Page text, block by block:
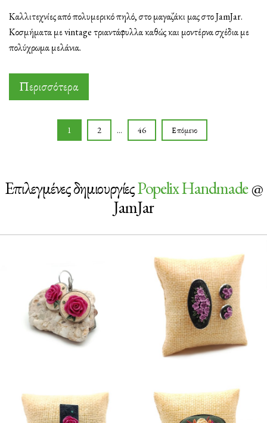
κι
άστηνε…
Καλλιτεχνίες από πολυμερικό πηλό, στο μαγαζάκι μας στο JamJar.
Κοσμήματα με vintage τριαντάφυλλα καθώς και μοντέρνα σχέδια με
πολύχρωμα μελάνια.
Περισσότερα
navigation
1 2 … 46 Επόμενο
Επιλεγμένες δημιουργίεςPopelix Handmade@
JamJar